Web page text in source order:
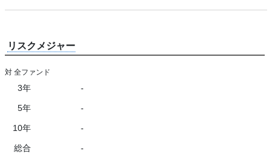
リスクメジャー
対 全ファンド
3年 -
5年 -
10年 -
総合 -